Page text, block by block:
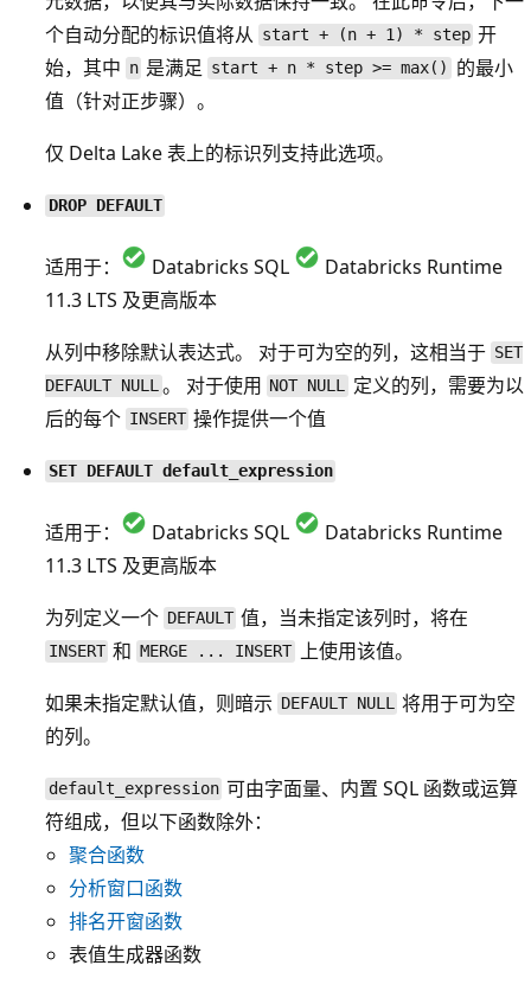
个自动分配的标识值将从 start + (n + 1) * step 开
始，其中 n 是满足 start + n * step >= max()
的最小
值（针对正步骤）。
仅 Delta Lake 表上的标识列支持此选项。
DROP DEFAULT
适用于： Databricks SQL
Databricks Runtime
11.3 LTS 及更高版本
从列中移除默认表达式。 对于可为空的列，这相当于 SET
DEFAULT NULL。 对于使用 NOT NULL 定义的列，需要为以
后的每个 INSERT 操作提供一个值
SET DEFAULT default_expression
适用于： Databricks SQL
Databricks Runtime
11.3 LTS 及更高版本
为列定义一个 DEFAULT 值，当未指定该列时，将在
INSERT 和 MERGE ... INSERT 上使用该值。
如果未指定默认值，则暗示 DEFAULT NULL 将用于可为空
的列。
default_expression 可由字面量、内置 SQL 函数或运算
符组成，但以下函数除外：
聚合函数
分析窗口函数
排名开窗函数
表值生成器函数